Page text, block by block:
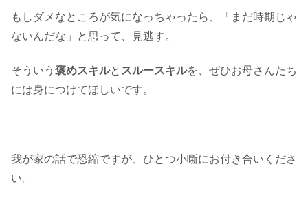
もしダメなところが気になっちゃったら、「まだ時期じゃ
ないんだな」と思って、見逃す。
そういう 褒めスキルと スルースキルを、ぜひお母さんたち
には身につけてほしいです。
我が家の話で恐縮ですが、ひとつ小噺にお付き合いくださ
い。